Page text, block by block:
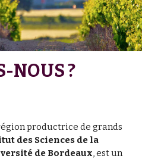
NOUS ?
productrice de grands
des Sciences de la
de Bordeaux, est un